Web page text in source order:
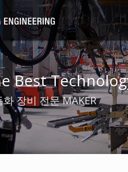
Best
장비 전문 MAKER